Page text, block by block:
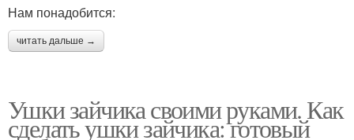
Нам понадобится:
читать дальше →
Ушки зайчика своими руками. Как
сделать ушки зайчика: готовый